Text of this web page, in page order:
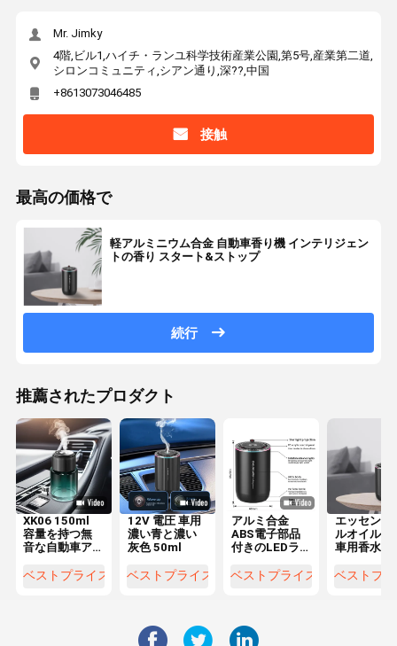
Mr. Jimky
4階,ビル1,ハイチ・ランユ科学技術産業公園,第5号,産業第二道,
シロンコミュニティ,シアン通り,深??,中国
+8613073046485
接触
最高の価格で
軽アルミニウム合金 自動車香り機 インテリジェン
トの香り スタート&ストップ
続行
推薦されたプロダクト
XK06 150ml
容量を持つ無
音な自動車ア
マシン
ベストプライス
12V 電圧 車用
濃い青と濃い
灰色 50ml
ベストプライス
アルミ合金
ABS電子部品
付きのLEDライ
テラピーマシ
ベストプライス
エッセンシ
ルオイル
車用香水デ
12V Type-
ベストプ